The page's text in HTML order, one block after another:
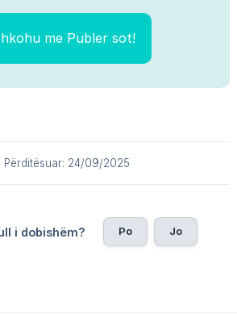
me Publer sot!
Përditësuar: 24/09/2025
i dobishëm? Po Jo